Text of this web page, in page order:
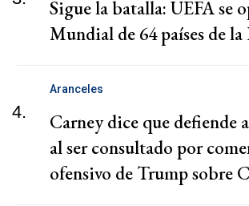
Sigue la batalla: UEFA se
Mundial de 64 países de la
4.
Aranceles
Carney dice que defiende
al ser consultado por
ofensivo de Trump sobre